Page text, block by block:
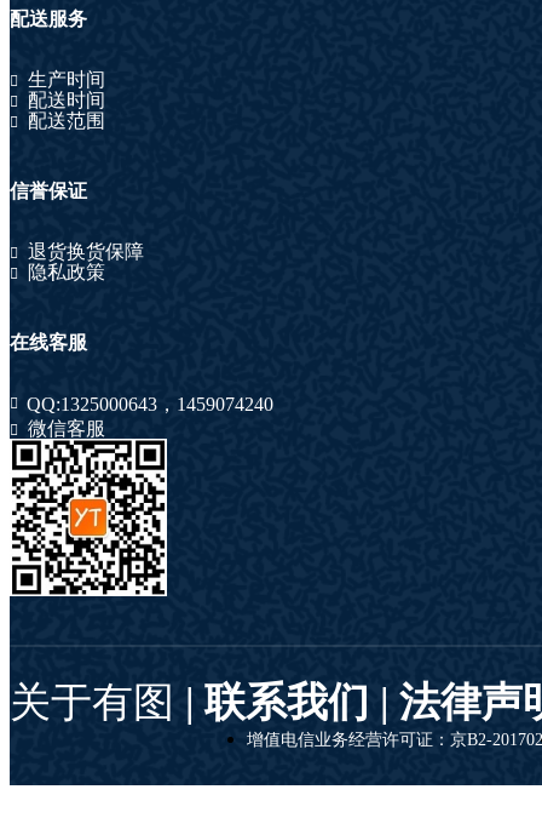
配送服务
生产时间
配送时间
配送范围
信誉保证
退货换货保障
隐私政策
在线客服
QQ:1325000643 ， 1459074240
微信客服
关于有图 | 联系我们 | 法律声
增值电信业务经营许可证：京B2-